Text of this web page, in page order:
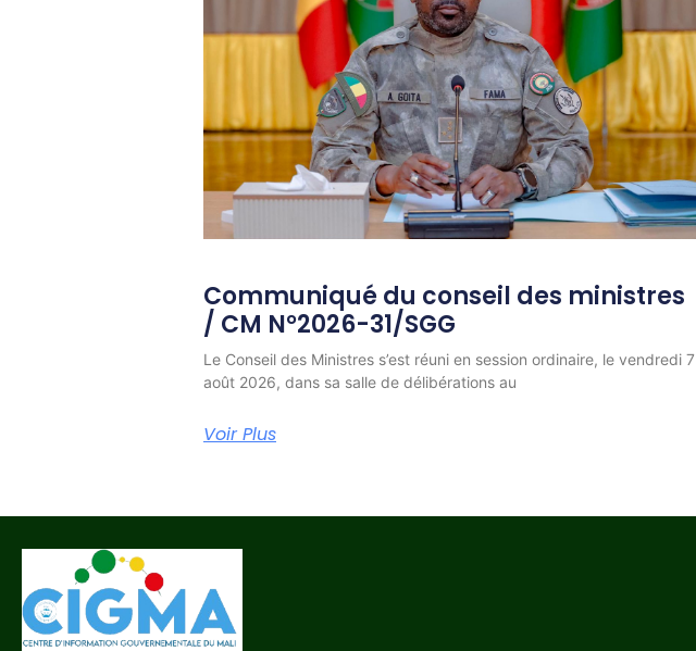
Communiqué du conseil des ministres
/ CM N°2026-31/SGG
Le Conseil des Ministres s’est réuni en session ordinaire, le vendredi 7
août 2026, dans sa salle de délibérations au
Voir Plus